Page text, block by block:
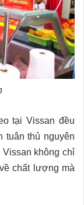
tại Vissan đều
tuân thủ nguyên
không chỉ
chất lượng mà